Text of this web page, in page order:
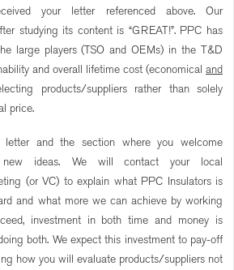
your letter referenced above. Our
studying its content is “GREAT!”. PPC has
large players (TSO and OEMs) in the T&D
and overall lifetime cost (economical and
products/suppliers rather than solely
price.
letter and the section where you welcome
new ideas. We will contact your local
(or VC) to explain what PPC Insulators is
and what more we can achieve by working
investment in both time and money is
both. We expect this investment to pay-off
how you will evaluate products/suppliers not